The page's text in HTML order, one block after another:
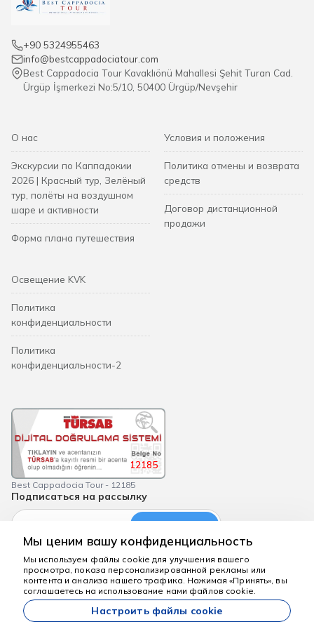
+90 5324955463
info@bestcappadociatour.com
Best Cappadocia Tour Kavaklıönü Mahallesi Şehit Turan Cad.
Ürgüp İşmerkezi No:5/10, 50400 Ürgüp/Nevşehir
О нас
Экскурсии по Каппадокии
2026 | Красный тур, Зелёный
тур, полёты на воздушном
шаре и активности
Форма плана путешествия
Условия и положения
Политика отмены и возврата
средств
Договор дистанционной
продажи
Освещение KVK
Политика
конфиденциальности
Политика
конфиденциальности-2
12185
Best Cappadocia Tour - 12185
Подписаться на рассылку
Подписаться
bestcappadociatour.com
Все цены, указанные на нашем сайте, являются начальными и
Мы ценим вашу конфиденциальность
Мы используем файлы cookie для улучшения вашего
просмотра, показа персонализированной рекламы или
контента и анализа нашего трафика. Нажимая «Принять», вы
соглашаетесь на использование нами файлов cookie.
Настроить файлы cookie
Мы здесь, чтобы
помочь